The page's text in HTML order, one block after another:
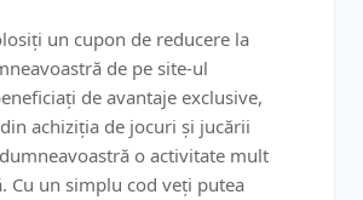
un cupon de reducere la
de pe site-ul
de avantaje exclusive,
achiziția de jocuri și jucării
o activitate mult
Cu un simplu cod veți putea